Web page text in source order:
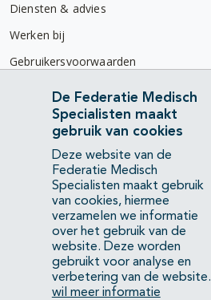
Diensten & advies
Werken bij
Gebruikersvoorwaarden
Privacyverklaring
Contact
Mercatorlaan 1200
3528 BL Utrecht
(088) 505 34 34
info@richtlijnendatabase.nl
YouTubeLinkedIn
De Federatie Medisch
Specialisten maakt
gebruik van cookies
Deze website van de
Federatie Medisch
Specialisten maakt gebruik
van cookies, hiermee
verzamelen we informatie
over het gebruik van de
website. Deze worden
gebruikt voor analyse en
verbetering van de website.
wil meer informatie